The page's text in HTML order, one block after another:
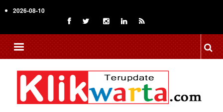
to
content
2026-08-10